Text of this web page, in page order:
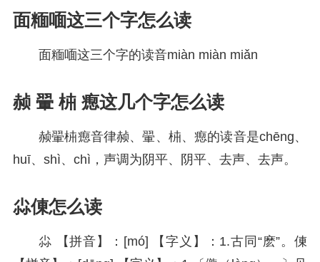
面糆喕这三个字怎么读
面糆喕这三个字的读音miàn miàn miǎn
赪 翬 枾 瘛这几个字怎么读
赪翬枾瘛音律赪、翬、枾、瘛的读音是chēng、
huī、shì、chì，声调为阴平、阴平、去声、去声。
尛倲怎么读
尛 【拼音】：[mó] 【字义】：1.古同“麽”。倲